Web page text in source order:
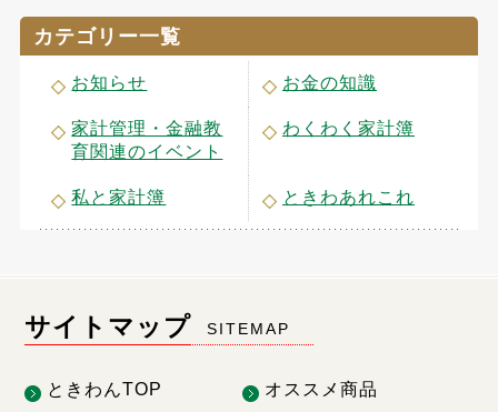
カテゴリー一覧
お知らせ お金の知識
家計管理・金融教
育関連のイベント
わくわく家計簿
私と家計簿 ときわあれこれ
サイトマップ SITEMAP
ときわんTOP
オススメ商品